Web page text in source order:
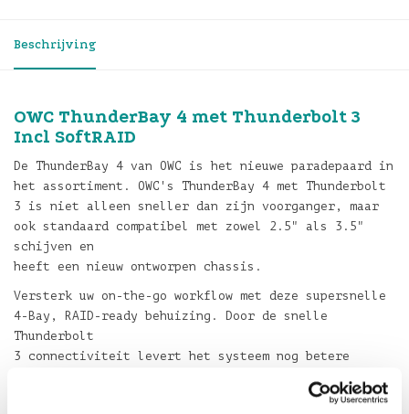
Beschrijving
OWC ThunderBay 4 met Thunderbolt 3
Incl SoftRAID
De ThunderBay 4 van OWC is het nieuwe paradepaard in
het assortiment. OWC's ThunderBay 4 met Thunderbolt
3 is niet alleen sneller dan zijn voorganger, maar
ook standaard compatibel met zowel 2.5" als 3.5"
schijven en
heeft een nieuw ontworpen chassis.
Versterk uw on-the-go workflow met deze supersnelle
4-Bay, RAID-ready behuizing. Door de snelle
Thunderbolt
3 connectiviteit levert het systeem nog betere